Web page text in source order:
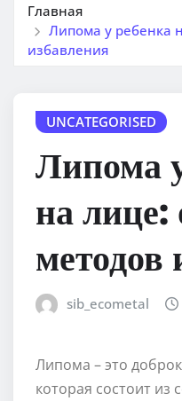
Главная
Липома у ребенка
избавления
UNCATEGORISED
Липома
на лице:
методов
sib_ecometal
Липома – это
которая состоит из